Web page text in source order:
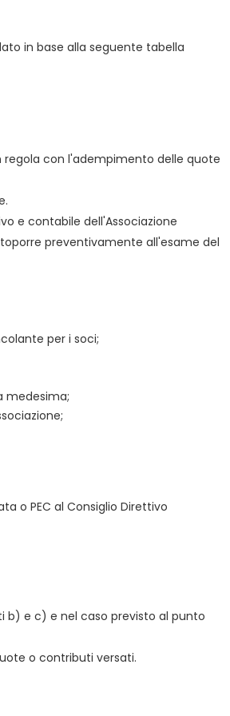
in base alla seguente tabella
regola con l'adempimento delle quote
e contabile dell'Associazione
preventivamente all'esame del
per i soci;
medesima;
o PEC al Consiglio Direttivo
b) e c) e nel caso previsto al punto
o contributi versati.